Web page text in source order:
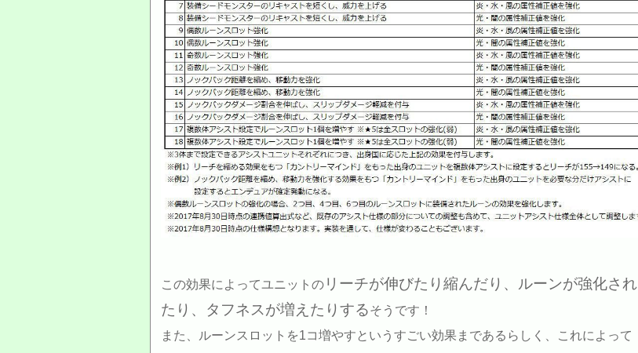
この効果によってユニットの リーチが伸びたり縮んだり、ルーンが強化され
たり、タフネスが増えたりするそうです！
また、ルーンスロットを1コ増やすというすごい効果まであるらしく、これによって